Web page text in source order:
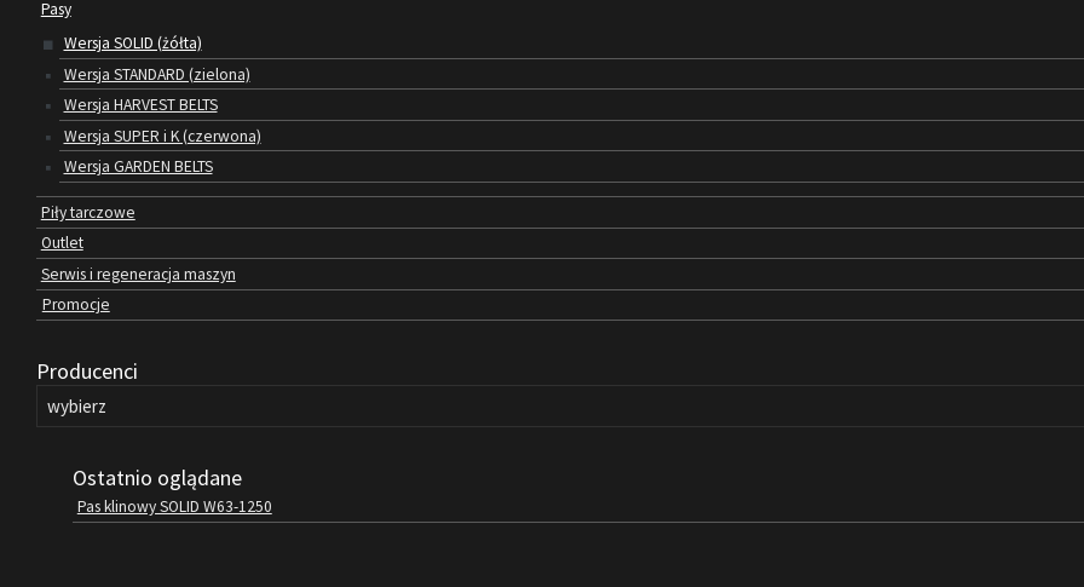
Pasy
Wersja SOLID (żółta)
Wersja STANDARD (zielona)
Wersja HARVEST BELTS
Wersja SUPER i K (czerwona)
Wersja GARDEN BELTS
Piły tarczowe
Outlet
Serwis i regeneracja maszyn
Promocje
Producenci
Ostatnio oglądane
Pas klinowy SOLID W63-1250